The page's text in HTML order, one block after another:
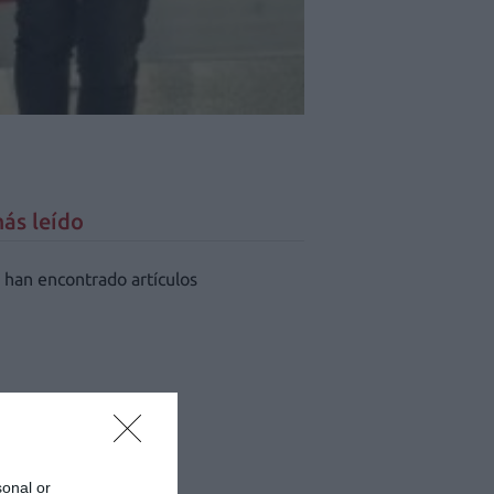
or
leído
han encontrado artículos